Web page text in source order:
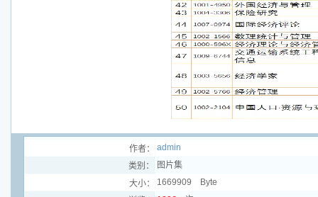
作者：
admin
类别：
图片集
大小：
1669909 Byte